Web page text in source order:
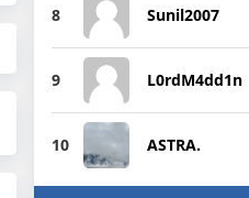
8 Sunil2007
9 L0rdM4dd1n
10 ASTRA.